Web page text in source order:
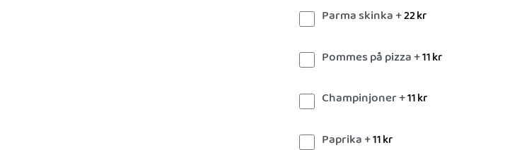
Parma skinka +22kr
Pommes på pizza +11kr
Champinjoner +11kr
Paprika +11kr